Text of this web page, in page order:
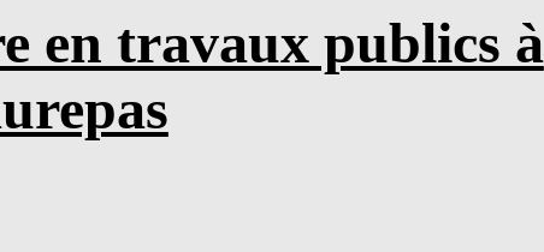
en travaux publics à